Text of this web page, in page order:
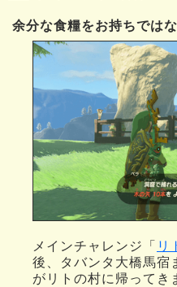
余分な食糧をお持ちでは
メインチャレンジ「 リ
後、タバンタ大橋馬宿
がリトの村に帰ってき